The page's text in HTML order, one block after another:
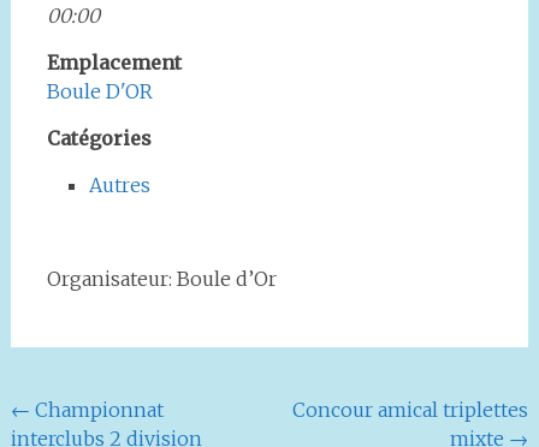
00:00
Emplacement
Boule D'OR
Catégories
Autres
Organisateur: Boule d’Or
Navigation
← Championnat
interclubs 2 division
Concour amical triplettes
mixte →